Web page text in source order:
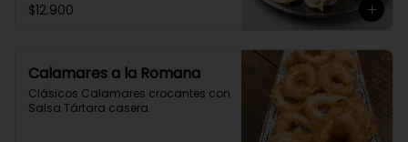
$12.900
Calamares a la Romana
Clásicos Calamares crocantes con
Salsa Tártara casera.